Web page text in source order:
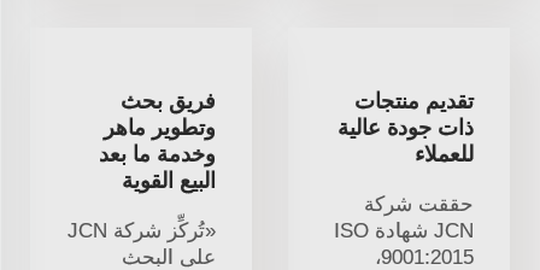
تقديم منتجات
ذات جودة عالية
للعملاء
حققت شركة
JCN شهادة ISO
9001:2015،
فريق بحث
وتطوير ماهر
وخدمة ما بعد
البيع القوية
«تُركِّز شركة JCN
على البحث